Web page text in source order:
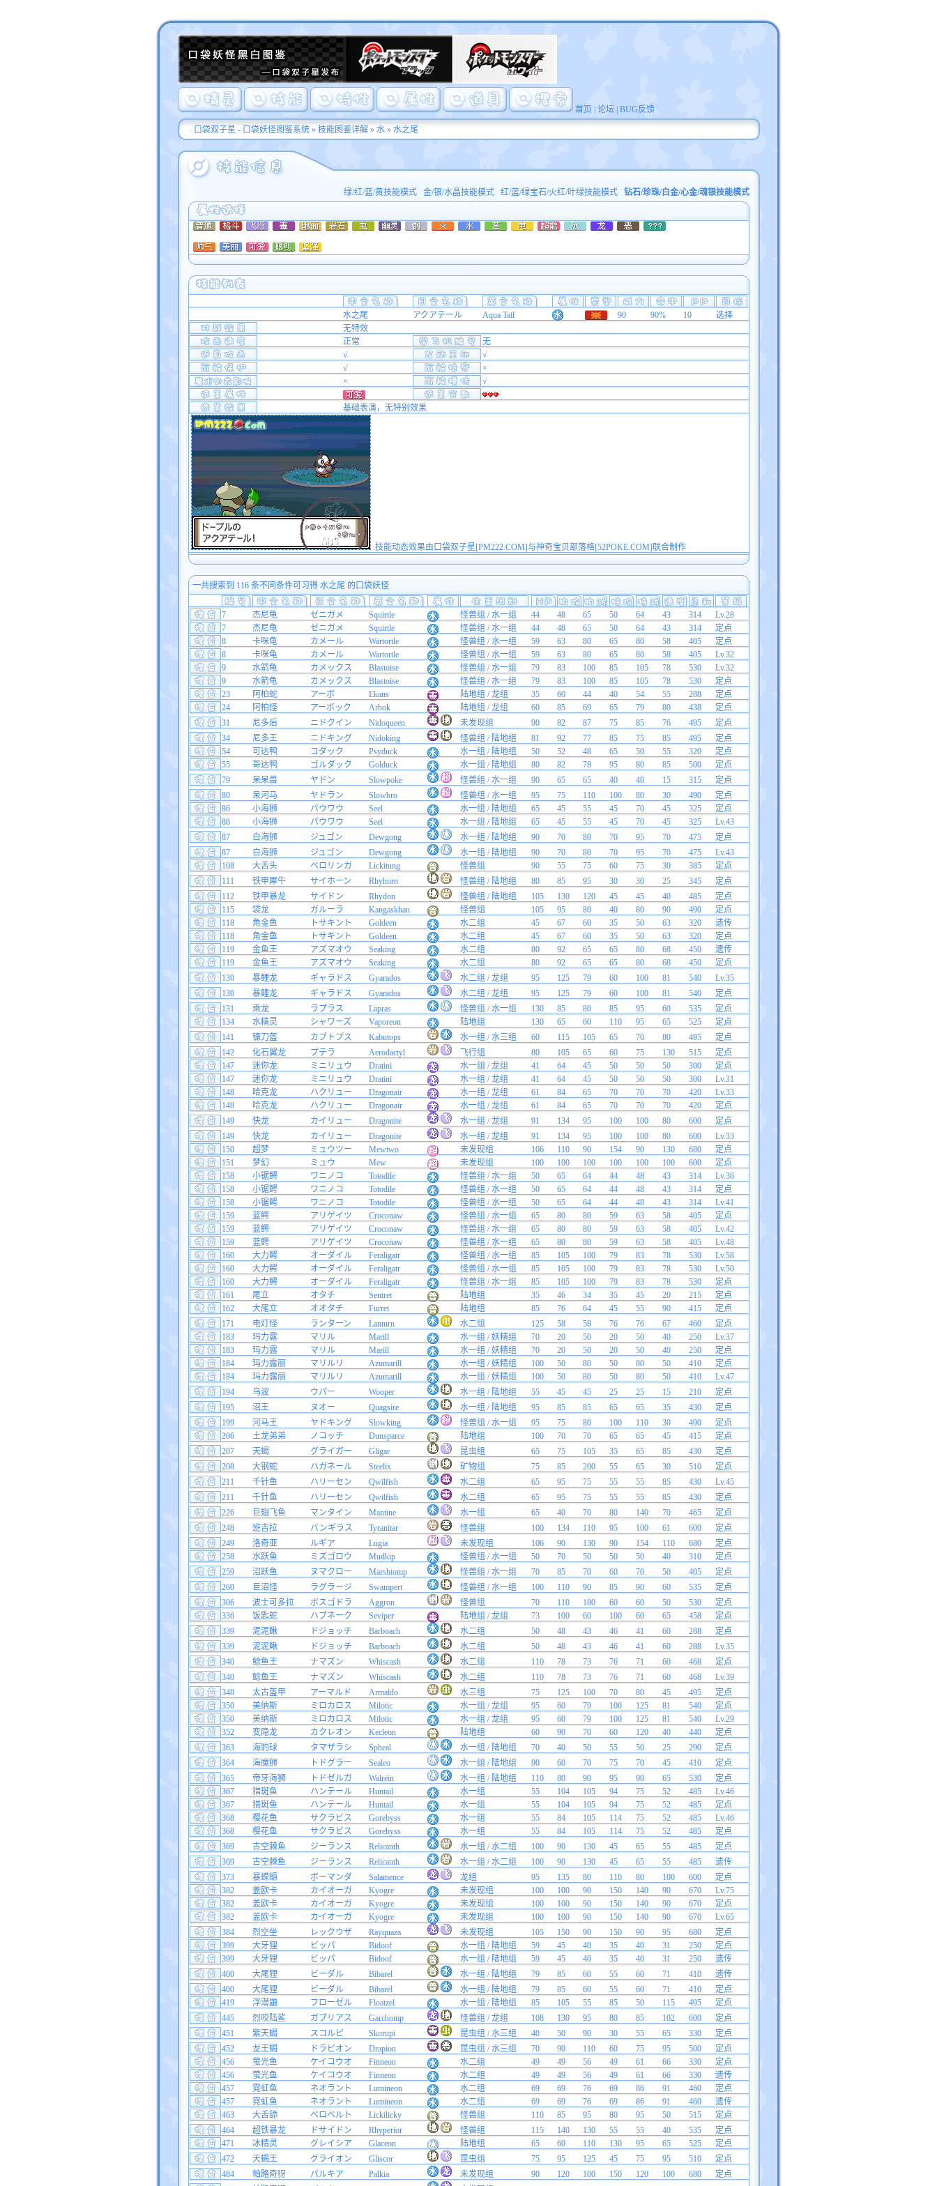
首页 论坛| BUG反馈
口袋双子星 - 口袋妖怪图鉴系统» 技能图鉴详解» 水» 水之尾
绿/红/蓝/黄技能模式 金/银/水晶技能模式 红/蓝/绿宝石/火红/叶绿技能模式 钻石/珍珠/白金/心金/魂银技能模式
水之尾 アクアテール Aqua Tail 90 90% 10
选择
无特效
正常
无
√
√
√
×
×
√
基础表演，无特别效果
技能动态效果由口袋双子星[PM222.COM]与神奇宝贝部落格[52POKE.COM]联合制作
一共搜索到 116 条不同条件可习得 水之尾 的口袋妖怪
7 杰尼龟 ゼニガメ Squirtle 怪兽组 / 水一组 44 48 65 50 64 43 314
Lv.28
7
杰尼龟 ゼニガメ Squirtle 怪兽组 / 水一组 44 48 65 50 64 43 314
定点
8
卡咪龟 カメール Wartortle 怪兽组 / 水一组 59 63 80 65 80 58 405
定点
8
卡咪龟 カメール Wartortle 怪兽组 / 水一组 59 63 80 65 80 58 405
Lv.32
9
水箭龟 カメックス Blastoise 怪兽组 / 水一组 79 83 100 85 105 78 530
Lv.32
9
水箭龟 カメックス Blastoise 怪兽组 / 水一组 79 83 100 85 105 78 530
定点
23
阿柏蛇 アーボ Ekans 陆地组 / 龙组 35 60 44 40 54 55 288
定点
24
阿柏怪 アーボック Arbok 陆地组 / 龙组 60 85 69 65 79 80 438
定点
31
尼多后 ニドクイン Nidoqueen 未发现组 90 82 87 75 85 76 495
定点
34
尼多王 ニドキング Nidoking 怪兽组 / 陆地组 81 92 77 85 75 85 495
定点
54
可达鸭 コダック Psyduck 水一组 / 陆地组 50 52 48 65 50 55 320
定点
55
哥达鸭 ゴルダック Golduck 水一组 / 陆地组 80 82 78 95 80 85 500
定点
79
呆呆兽 ヤドン Slowpoke 怪兽组 / 水一组 90 65 65 40 40 15 315
定点
80
呆河马 ヤドラン Slowbro 怪兽组 / 水一组 95 75 110 100 80 30 490
定点
86
小海狮 パウワウ Seel 水一组 / 陆地组 65 45 55 45 70 45 325
定点
86
小海狮 パウワウ Seel 水一组 / 陆地组 65 45 55 45 70 45 325
Lv.43
87
白海狮 ジュゴン Dewgong 水一组 / 陆地组 90 70 80 70 95 70 475
定点
87
白海狮 ジュゴン Dewgong 水一组 / 陆地组 90 70 80 70 95 70 475
Lv.43
108
大舌头 ベロリンガ Lickitung 怪兽组 90 55 75 60 75 30 385
定点
111
铁甲犀牛 サイホーン Rhyhorn 怪兽组 / 陆地组 80 85 95 30 30 25 345
定点
112
铁甲暴龙 サイドン Rhydon 怪兽组 / 陆地组 105 130 120 45 45 40 485
定点
115
袋龙 ガルーラ Kangaskhan 怪兽组 105 95 80 40 80 90 490
定点
118
角金鱼 トサキント Goldeen 水二组 45 67 60 35 50 63 320
遗传
118
角金鱼 トサキント Goldeen 水二组 45 67 60 35 50 63 320
定点
119
金鱼王 アズマオウ Seaking 水二组 80 92 65 65 80 68 450
遗传
119
金鱼王 アズマオウ Seaking 水二组 80 92 65 65 80 68 450
定点
130
暴鲤龙 ギャラドス Gyarados 水二组 / 龙组 95 125 79 60 100 81 540
Lv.35
130
暴鲤龙 ギャラドス Gyarados 水二组 / 龙组 95 125 79 60 100 81 540
定点
131
乘龙 ラプラス Lapras 怪兽组 / 水一组 130 85 80 85 95 60 535
定点
134
水精灵 シャワーズ Vaporeon 陆地组 130 65 60 110 95 65 525
定点
141
镰刀盔 カブトプス Kabutops 水一组 / 水三组 60 115 105 65 70 80 495
定点
142
化石翼龙 プテラ Aerodactyl 飞行组 80 105 65 60 75 130 515
定点
147
迷你龙 ミニリュウ Dratini 水一组 / 龙组 41 64 45 50 50 50 300
定点
147
迷你龙 ミニリュウ Dratini 水一组 / 龙组 41 64 45 50 50 50 300
Lv.31
148
哈克龙 ハクリュー Dragonair 水一组 / 龙组 61 84 65 70 70 70 420
Lv.33
148
哈克龙 ハクリュー Dragonair 水一组 / 龙组 61 84 65 70 70 70 420
定点
149
快龙 カイリュー Dragonite 水一组 / 龙组 91 134 95 100 100 80 600
定点
149
快龙 カイリュー Dragonite 水一组 / 龙组 91 134 95 100 100 80 600
Lv.33
150
超梦 ミュウツー Mewtwo 未发现组 106 110 90 154 90 130 680
定点
151
梦幻 ミュウ Mew 未发现组 100 100 100 100 100 100 600
定点
158
小锯鳄 ワニノコ Totodile 怪兽组 / 水一组 50 65 64 44 48 43 314
Lv.36
158
小锯鳄 ワニノコ Totodile 怪兽组 / 水一组 50 65 64 44 48 43 314
定点
158
小锯鳄 ワニノコ Totodile 怪兽组 / 水一组 50 65 64 44 48 43 314
Lv.41
159
蓝鳄 アリゲイツ Croconaw 怪兽组 / 水一组 65 80 80 59 63 58 405
定点
159
蓝鳄 アリゲイツ Croconaw 怪兽组 / 水一组 65 80 80 59 63 58 405
Lv.42
159
蓝鳄 アリゲイツ Croconaw 怪兽组 / 水一组 65 80 80 59 63 58 405
Lv.48
160
大力鳄 オーダイル Feraligatr 怪兽组 / 水一组 85 105 100 79 83 78 530
Lv.58
160
大力鳄 オーダイル Feraligatr 怪兽组 / 水一组 85 105 100 79 83 78 530
Lv.50
160
大力鳄 オーダイル Feraligatr 怪兽组 / 水一组 85 105 100 79 83 78 530
定点
161
尾立 オタチ Sentret 陆地组 35 46 34 35 45 20 215
定点
162
大尾立 オオタチ Furret 陆地组 85 76 64 45 55 90 415
定点
171
电灯怪 ランターン Lanturn 水二组 125 58 58 76 76 67 460
定点
183
玛力露 マリル Marill 水一组 / 妖精组 70 20 50 20 50 40 250
Lv.37
183
玛力露 マリル Marill 水一组 / 妖精组 70 20 50 20 50 40 250
定点
184
玛力露丽 マリルリ Azumarill 水一组 / 妖精组 100 50 80 50 80 50 410
定点
184
玛力露丽 マリルリ Azumarill 水一组 / 妖精组 100 50 80 50 80 50 410
Lv.47
194
乌波 ウパー Wooper 水一组 / 陆地组 55 45 45 25 25 15 210
定点
195
沼王 ヌオー Quagsire 水一组 / 陆地组 95 85 85 65 65 35 430
定点
199
河马王 ヤドキング Slowking 怪兽组 / 水一组 95 75 80 100 110 30 490
定点
206
土龙弟弟 ノコッチ Dunsparce 陆地组 100 70 70 65 65 45 415
定点
207
天蝎 グライガー Gligar 昆虫组 65 75 105 35 65 85 430
定点
208
大钢蛇 ハガネール Steelix 矿物组 75 85 200 55 65 30 510
定点
211
千针鱼 ハリーセン Qwilfish 水二组 65 95 75 55 55 85 430
Lv.45
211
千针鱼 ハリーセン Qwilfish 水二组 65 95 75 55 55 85 430
定点
226
巨翅飞鱼 マンタイン Mantine 水一组 65 40 70 80 140 70 465
定点
248
班吉拉 バンギラス Tyranitar 怪兽组 100 134 110 95 100 61 600
定点
249
洛奇亚 ルギア Lugia 未发现组 106 90 130 90 154 110 680
定点
258
水跃鱼 ミズゴロウ Mudkip 怪兽组 / 水一组 50 70 50 50 50 40 310
定点
259
沼跃鱼 ヌマクロー Marshtomp 怪兽组 / 水一组 70 85 70 60 70 50 405
定点
260
巨沼怪 ラグラージ Swampert 怪兽组 / 水一组 100 110 90 85 90 60 535
定点
306
波士可多拉 ボスゴドラ Aggron 怪兽组 70 110 180 60 60 50 530
定点
336
饭匙蛇 ハブネーク Seviper 陆地组 / 龙组 73 100 60 100 60 65 458
定点
339
泥泥鳅 ドジョッチ Barboach 水二组 50 48 43 46 41 60 288
定点
339
泥泥鳅 ドジョッチ Barboach 水二组 50 48 43 46 41 60 288
Lv.35
340
鲶鱼王 ナマズン Whiscash 水二组 110 78 73 76 71 60 468
定点
340
鲶鱼王 ナマズン Whiscash 水二组 110 78 73 76 71 60 468
Lv.39
348
太古盔甲 アーマルド Armaldo 水三组 75 125 100 70 80 45 495
定点
350
美纳斯 ミロカロス Milotic 水一组 / 龙组 95 60 79 100 125 81 540
定点
350
美纳斯 ミロカロス Milotic 水一组 / 龙组 95 60 79 100 125 81 540
Lv.29
352
变隐龙 カクレオン Kecleon 陆地组 60 90 70 60 120 40 440
定点
363
海豹球 タマザラシ Spheal 水一组 / 陆地组 70 40 50 55 50 25 290
定点
364
海魔狮 トドグラー Sealeo 水一组 / 陆地组 90 60 70 75 70 45 410
定点
365
帝牙海狮 トドゼルガ Walrein 水一组 / 陆地组 110 80 90 95 90 65 530
定点
367
猎斑鱼 ハンテール Huntail 水一组 55 104 105 94 75 52 485
Lv.46
367
猎斑鱼 ハンテール Huntail 水一组 55 104 105 94 75 52 485
定点
368
樱花鱼 サクラビス Gorebyss 水一组 55 84 105 114 75 52 485
Lv.46
368
樱花鱼 サクラビス Gorebyss 水一组 55 84 105 114 75 52 485
定点
369
古空棘鱼 ジーランス Relicanth 水一组 / 水二组 100 90 130 45 65 55 485
定点
369
古空棘鱼 ジーランス Relicanth 水一组 / 水二组 100 90 130 45 65 55 485
遗传
373
暴蝾螈 ボーマンダ Salamence 龙组 95 135 80 110 80 100 600
定点
382
盖欧卡 カイオーガ Kyogre 未发现组 100 100 90 150 140 90 670
Lv.75
382
盖欧卡 カイオーガ Kyogre 未发现组 100 100 90 150 140 90 670
定点
382
盖欧卡 カイオーガ Kyogre 未发现组 100 100 90 150 140 90 670
Lv.65
384
烈空坐 レックウザ Rayquaza 未发现组 105 150 90 150 90 95 680
定点
399
大牙狸 ビッパ Bidoof 水一组 / 陆地组 59 45 40 35 40 31 250
定点
399
大牙狸 ビッパ Bidoof 水一组 / 陆地组 59 45 40 35 40 31 250
遗传
400
大尾狸 ビーダル Bibarel 水一组 / 陆地组 79 85 60 55 60 71 410
遗传
400
大尾狸 ビーダル Bibarel 水一组 / 陆地组 79 85 60 55 60 71 410
定点
419
浮潜鼬 フローゼル Floatzel 水一组 / 陆地组 85 105 55 85 50 115 495
定点
445
烈咬陆鲨 ガブリアス Garchomp 怪兽组 / 龙组 108 130 95 80 85 102 600
定点
451
紫天蝎 スコルピ Skorupi 昆虫组 / 水三组 40 50 90 30 55 65 330
定点
452
龙王蝎 ドラピオン Drapion 昆虫组 / 水三组 70 90 110 60 75 95 500
定点
456
萤光鱼 ケイコウオ Finneon 水二组 49 49 56 49 61 66 330
定点
456
萤光鱼 ケイコウオ Finneon 水二组 49 49 56 49 61 66 330
遗传
457
霓虹鱼 ネオラント Lumineon 水二组 69 69 76 69 86 91 460
定点
457
霓虹鱼 ネオラント Lumineon 水二组 69 69 76 69 86 91 460
遗传
463
大舌舔 ベロベルト Lickilicky 怪兽组 110 85 95 80 95 50 515
定点
464
超铁暴龙 ドサイドン Rhyperior 怪兽组 115 140 130 55 55 40 535
定点
471
冰精灵 グレイシア Glaceon 陆地组 65 60 110 130 95 65 525
定点
472
天蝎王 グライオン Gliscor 昆虫组 75 95 125 45 75 95 510
定点
484
帕路奇犽 パルキア Palkia 未发现组 90 120 100 150 120 100 680
定点